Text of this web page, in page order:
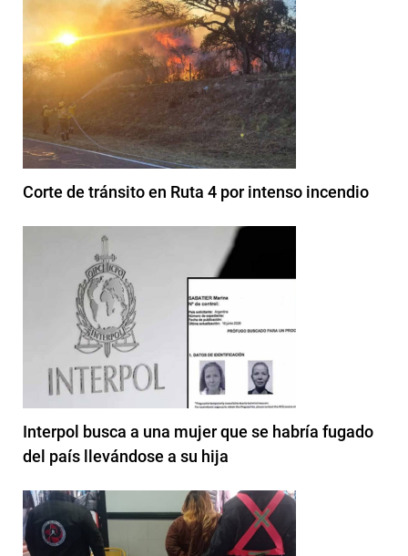
Corte de tránsito en Ruta 4 por intenso incendio
Interpol busca a una mujer que se habría fugado
del país llevándose a su hija